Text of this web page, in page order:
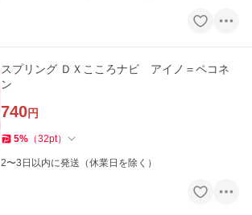
スプリング ＤＸこころナビ アイノ＝ペコネ
ン
740円
5% （32pt）
2〜3日以内に発送（休業日を除く）